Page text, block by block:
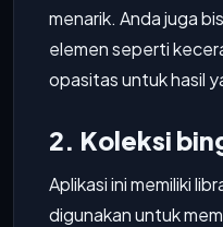
menarik. Anda juga
elemen seperti
opasitas untuk hasil
2. Koleksi
Aplikasi ini memiliki
digunakan untuk